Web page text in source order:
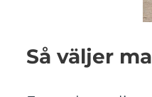
Så väljer